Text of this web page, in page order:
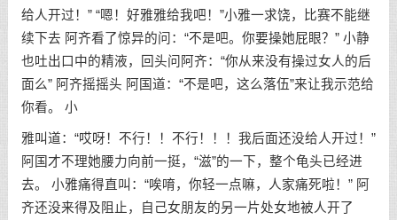
给人开过！” “嗯！好雅雅给我吧！”小雅一求饶，比赛不能继
续下去 阿齐看了惊异的问：“不是吧。你要操她屁眼？” 小静
也吐出口中的精液，回头问阿齐：“你从来没有操过女人的后
面么” 阿齐摇摇头 阿国道：“不是吧，这么落伍”来让我示范给
你看。 小
雅叫道：“哎呀！不行！！不行！！！我后面还没给人开过！”
阿国才不理她腰力向前一挺，“滋”的一下，整个龟头已经进
去。 小雅痛得直叫：“唉唷，你轻一点嘛，人家痛死啦！” 阿
齐还没来得及阻止，自己女朋友的另一片处女地被人开了